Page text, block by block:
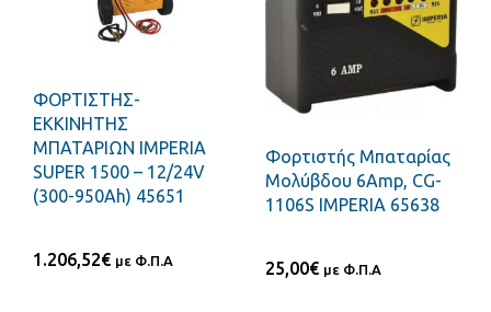
ΦΟΡΤΙΣΤΗΣ-
ΕΚΚΙΝΗΤΗΣ
ΜΠΑΤΑΡΙΩΝ IMPERIA
SUPER 1500 – 12/24V
(300-950Ah) 45651
1.206,52€ με Φ.Π.Α
Φορτιστής Μπαταρίας
Μολύβδου 6Amp, CG-
1106S IMPERIA 65638
25,00€ με Φ.Π.Α